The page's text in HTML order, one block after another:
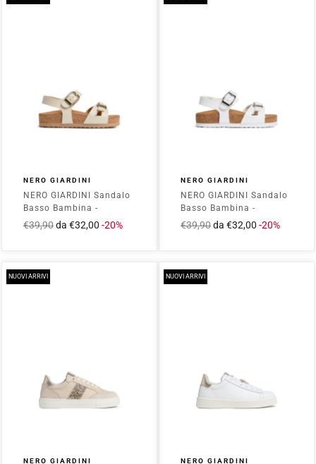
NERO GIARDINI
NERO GIARDINI Sandalo
Basso Bambina -
E633650F Beige
Prezzo
€39,90Prezzo
da €32,00 -20%
NERO GIARDINI
NERO GIARDINI Sandalo
Basso Bambina -
E633650F Bianco
Prezzo
€39,90Prezzo
da €32,00 -20%
NUOVI ARRIVI
NERO GIARDINI
NUOVI ARRIVI
NERO GIARDINI